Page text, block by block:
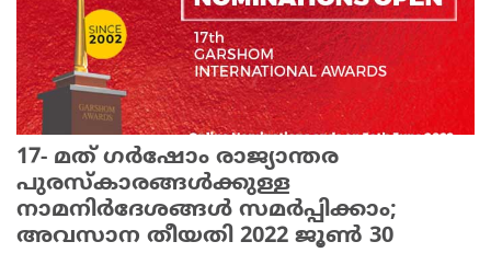
17- മത് ഗർഷോം രാജ്യാന്തര
പുരസ്‌കാരങ്ങൾക്കുള്ള
നാമനിർദേശങ്ങൾ സമർപ്പിക്കാം;
അവസാന തീയതി 2022 ജൂൺ 30